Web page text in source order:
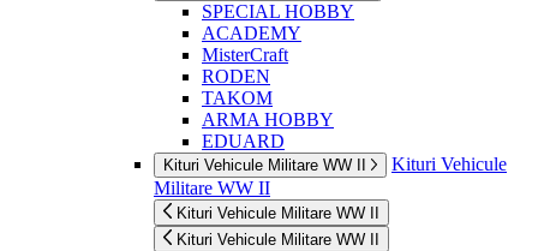
SPECIAL HOBBY
ACADEMY
MisterCraft
RODEN
TAKOM
ARMA HOBBY
EDUARD
Kituri Vehicule Militare WW II
Kituri Vehicule
Militare WW II
Kituri Vehicule Militare WW II
Kituri Vehicule Militare WW II